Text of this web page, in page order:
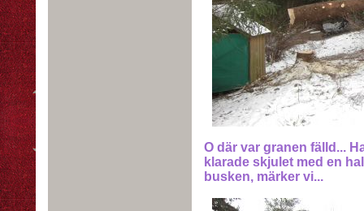
O där var granen fälld...
klarade skjulet med en
busken, märker vi...